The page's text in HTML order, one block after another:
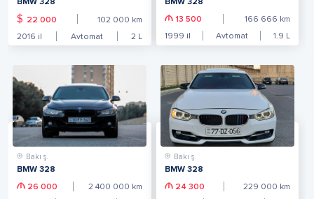
BMW 328
$ 22 000 102 000 km
2016 il Avtomat 2 L
BMW 328
13 500 166 666 km
1999 il Avtomat 1.9 L
Bakı ş.
BMW 328
26 000 2 400 000 km
Bakı ş.
BMW 328
24 300 229 000 km